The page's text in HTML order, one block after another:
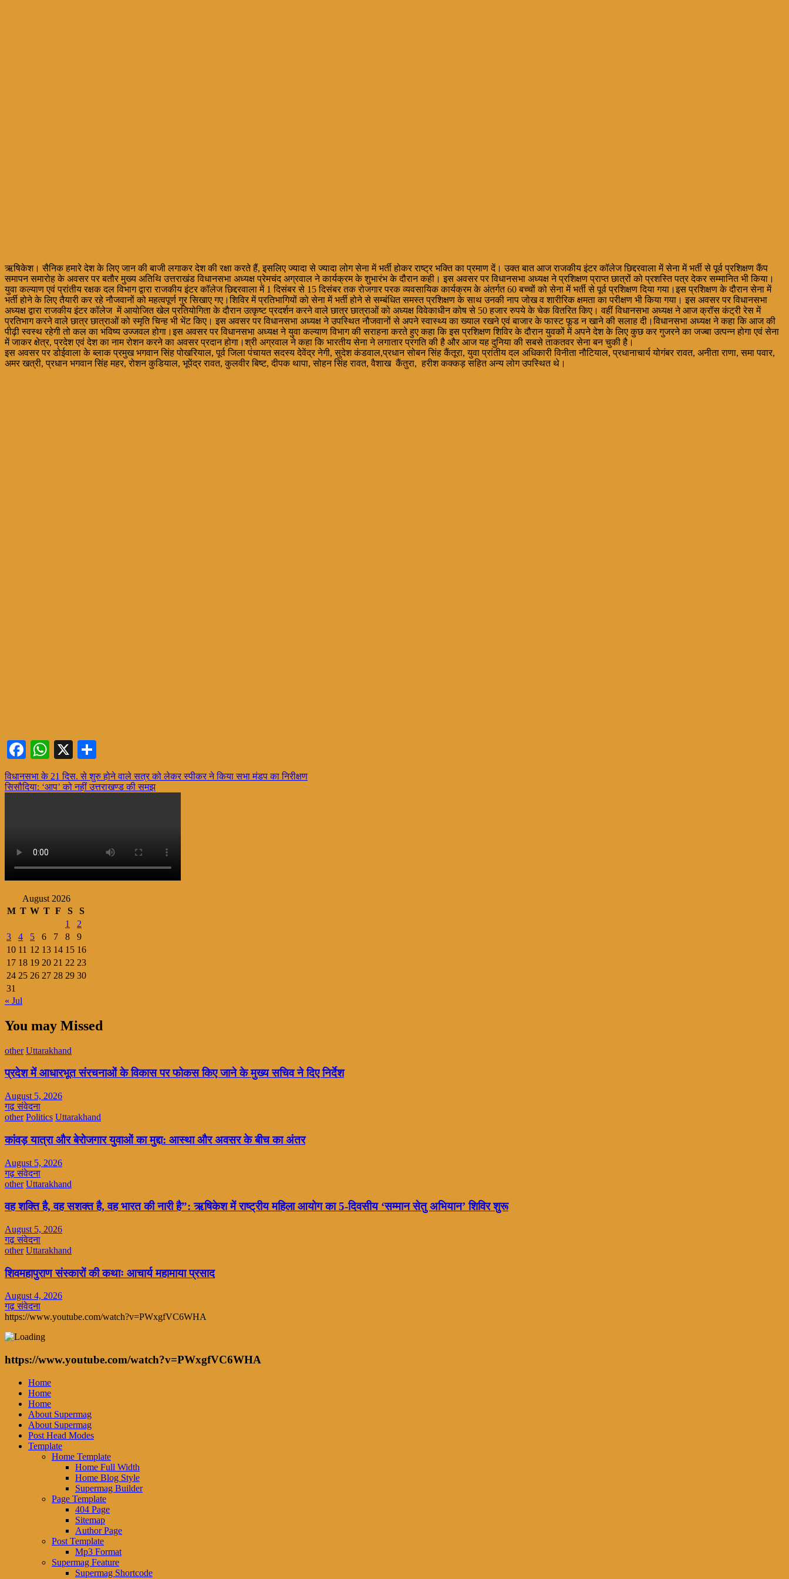
ऋषिकेश। सैनिक हमारे देश के लिए जान की बाजी लगाकर देश की रक्षा करते हैं, इसलिए ज्यादा से ज्यादा लोग सेना में भर्ती होकर राष्ट्र भक्ति का प्रमाण दें। उक्त बात आज राजकीय इंटर कॉलेज छिद्दरवाला में सेना में भर्ती से पूर्व प्रशिक्षण कैंप
समापन समारोह के अवसर पर बतौर मुख्य अतिथि उत्तराखंड विधानसभा अध्यक्ष प्रेमचंद अग्रवाल ने कार्यक्रम के शुभारंभ के दौरान कही। इस अवसर पर विधानसभा अध्यक्ष ने प्रशिक्षण प्राप्त छात्रों को प्रशस्ति पत्र देकर सम्मानित भी किया।
युवा कल्याण एवं प्रांतीय रक्षक दल विभाग द्वारा राजकीय इंटर कॉलेज छिद्दरवाला में 1 दिसंबर से 15 दिसंबर तक रोजगार परक व्यवसायिक कार्यक्रम के अंतर्गत 60 बच्चों को सेना में भर्ती से पूर्व प्रशिक्षण दिया गया।इस प्रशिक्षण के दौरान सेना में
भर्ती होने के लिए तैयारी कर रहे नौजवानों को महत्वपूर्ण गुर सिखाए गए।शिविर में प्रतिभागियों को सेना में भर्ती होने से सम्बंधित समस्त प्रशिक्षण के साथ उनकी नाप जोख व शारीरिक क्षमता का परीक्षण भी किया गया। इस अवसर पर विधानसभा
अध्यक्ष द्वारा राजकीय इंटर कॉलेज में आयोजित खेल प्रतियोगिता के दौरान उत्कृष्ट प्रदर्शन करने वाले छात्र छात्राओं को अध्यक्ष विवेकाधीन कोष से 50 हजार रुपये के चेक वितरित किए। वहीं विधानसभा अध्यक्ष ने आज क्रॉस कंट्री रेस में
प्रतिभाग करने वाले छात्र छात्राओं को स्मृति चिन्ह भी भेंट किए। इस अवसर पर विधानसभा अध्यक्ष ने उपस्थित नौजवानों से अपने स्वास्थ्य का ख्याल रखने एवं बाजार के फास्ट फूड न खाने की सलाह दी।विधानसभा अध्यक्ष ने कहा कि आज की
पीढ़ी स्वस्थ रहेगी तो कल का भविष्य उज्जवल होगा।इस अवसर पर विधानसभा अध्यक्ष ने युवा कल्याण विभाग की सराहना करते हुए कहा कि इस प्रशिक्षण शिविर के दौरान युवकों में अपने देश के लिए कुछ कर गुजरने का जज्बा उत्पन्न होगा एवं सेना
में जाकर क्षेत्र, प्रदेश एवं देश का नाम रोशन करने का अवसर प्रदान होगा।श्री अग्रवाल ने कहा कि भारतीय सेना ने लगातार प्रगति की है और आज यह दुनिया की सबसे ताकतवर सेना बन चुकी है।
इस अवसर पर डोईवाला के ब्लाक प्रमुख भगवान सिंह पोखरियाल, पूर्व जिला पंचायत सदस्य देवेंद्र नेगी, सुदेश कंडवाल,प्रधान सोबन सिंह कैंतूरा, युवा प्रांतीय दल अधिकारी विनीता नौटियाल, प्रधानाचार्य योगंबर रावत, अनीता राणा, समा पवार,
अमर खत्री, प्रधान भगवान सिंह महर, रोशन कुडियाल, भूपेंद्र रावत, कुलवीर बिष्ट, दीपक थापा, सोहन सिंह रावत, वैशाख कैंतुरा, हरीश कक्कड़ सहित अन्य लोग उपस्थित थे।
Facebook
WhatsApp
X
Post
navigation
विधानसभा के 21 दिस. से शुरु होने वाले सत्र को लेकर स्पीकर ने किया सभा मंडप का निरीक्षण
सिसौदिया: ‘आप’ को नहीं उत्तराखण्ड की समझ
August 2026
M T W T F S
S
1
2
3
4 5 6 7 8
9
10 11 12 13 14 15 16
17 18 19 20 21 22 23
24 25 26 27 28 29 30
31
« Jul
You may Missed
other Uttarakhand
प्रदेश में आधारभूत संरचनाओं के विकास पर फोकस किए जाने के मुख्य सचिव ने दिए निर्देश
August 5, 2026
गढ़ संवेदना
other Politics Uttarakhand
कांवड़ यात्रा और बेरोजगार युवाओं का मुद्दा: आस्था और अवसर के बीच का अंतर
August 5, 2026
गढ़ संवेदना
other Uttarakhand
वह शक्ति है, वह सशक्त है, वह भारत की नारी है”: ऋषिकेश में राष्ट्रीय महिला आयोग का 5-दिवसीय ‘सम्मान सेतु अभियान’ शिविर शुरू
August 5, 2026
गढ़ संवेदना
other Uttarakhand
शिवमहापुराण संस्कारों की कथाः आचार्य महामाया प्रसाद
August 4, 2026
गढ़ संवेदना
https://www.youtube.com/watch?v=PWxgfVC6WHA
https://www.youtube.com/watch?v=PWxgfVC6WHA
Home
Home
Home
About Supermag
About Supermag
Post Head Modes
Template
Home Template
Home Full Width
Home Blog Style
Supermag Builder
Page Template
404 Page
Sitemap
Author Page
Post Template
Mp3 Format
Supermag Feature
Supermag Shortcode